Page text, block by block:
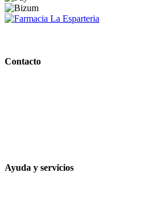
Contacto
Ayuda y servicios